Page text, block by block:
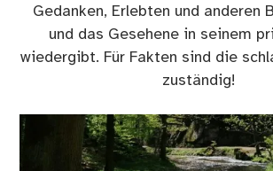
Gedanken, Erlebten und anderen
und das Gesehene in seinem
wiedergibt. Für Fakten sind die
zuständig!